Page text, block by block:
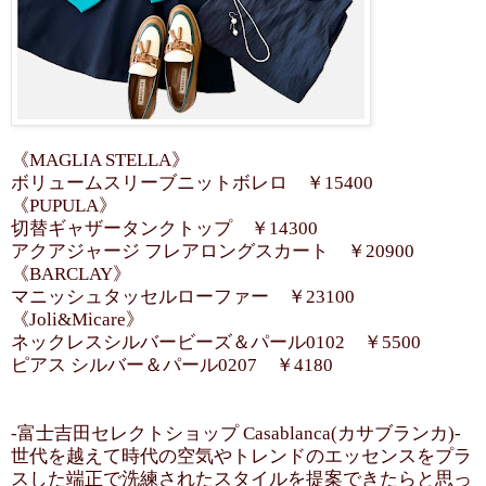
《MAGLIA STELLA》
ボリュームスリーブニットボレロ ￥15400
《PUPULA》
切替ギャザータンクトップ ￥14300
アクアジャージ フレアロングスカート ￥20900
《BARCLAY》
マニッシュタッセルローファー ￥23100
《Joli&Micare》
ネックレスシルバービーズ＆パール0102 ￥5500
ピアス シルバー＆パール0207 ￥4180
-富士吉田セレクトショップ Casablanca(カサブランカ)-
世代を越えて時代の空気やトレンドのエッセンスをプラ
スした端正で洗練されたスタイルを提案できたらと思っ